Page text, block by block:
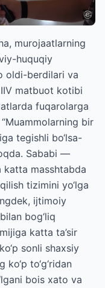
murojaatlarning
huquqiy
oldi-berdilari va
matbuot kotibi
fuqarolarga
bir
tegishli bo‘lsa-
Sababi —
katta masshtabda
tizimini yo‘lga
ijtimoiy
bog‘liq
katta ta’sir
sonli shaxsiy
to‘g‘ridan
bois xato va